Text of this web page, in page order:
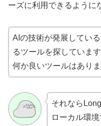
ーズに利用できるように
AIの技術が発展してい
るツールを探しています
何か良いツールはあり
それなら
ローカル環